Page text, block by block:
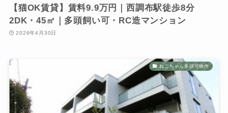
【猫OK賃貸】賃料9.9万円｜西調布駅徒歩8分
2DK・45㎡｜多頭飼い可・RC造マンション
2026年4月30日
ねこちゃん多頭可物件